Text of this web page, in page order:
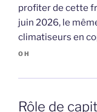
profiter de cette
juin 2026, le
climatiseurs en
OH
Rôle de